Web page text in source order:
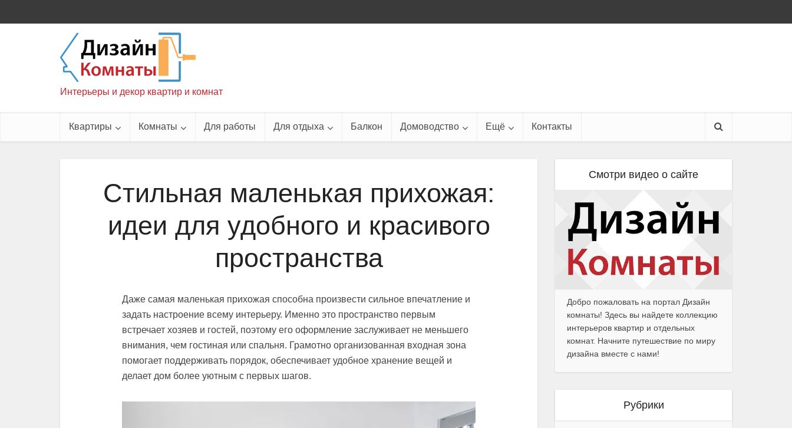
Интерьеры и декор квартир и комнат
Квартиры Комнаты Для работы Для отдыха Балкон Домоводство Ещё Контакты
Стильная маленькая прихожая:
идеи для удобного и красивого
пространства
Даже самая маленькая прихожая способна произвести сильное впечатление и
задать настроение всему интерьеру. Именно это пространство первым
встречает хозяев и гостей, поэтому его оформление заслуживает не меньшего
внимания, чем гостиная или спальня. Грамотно организованная входная зона
помогает поддерживать порядок, обеспечивает удобное хранение вещей и
делает дом более уютным с первых шагов.
Смотри видео о сайте
Добро пожаловать на портал Дизайн
комнаты! Здесь вы найдете коллекцию
интерьеров квартир и отдельных
комнат. Начните путешествие по миру
дизайна вместе с нами!
Рубрики